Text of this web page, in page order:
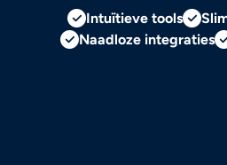
Intuïtieve tools
Naadloze integraties